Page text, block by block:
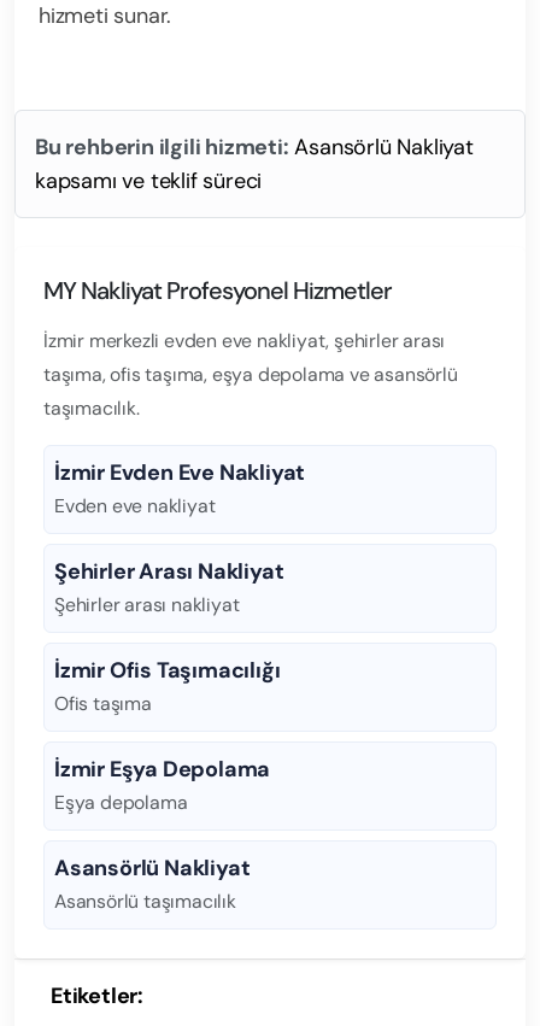
hizmeti sunar.
Bu rehberin ilgili hizmeti: Asansörlü Nakliyat
kapsamı ve teklif süreci
MY Nakliyat Profesyonel Hizmetler
İzmir merkezli evden eve nakliyat, şehirler arası
taşıma, ofis taşıma, eşya depolama ve asansörlü
taşımacılık.
İzmir Evden Eve Nakliyat
Evden eve nakliyat
Şehirler Arası Nakliyat
Şehirler arası nakliyat
İzmir Ofis Taşımacılığı
Ofis taşıma
İzmir Eşya Depolama
Eşya depolama
Asansörlü Nakliyat
Asansörlü taşımacılık
Etiketler: